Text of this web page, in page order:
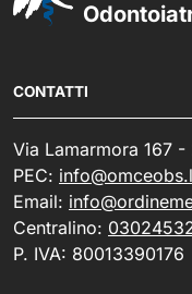
CONTATTI
Via Lamarmora 167 -
PEC:
Email:
Centralino:
P. IVA: 80013390176